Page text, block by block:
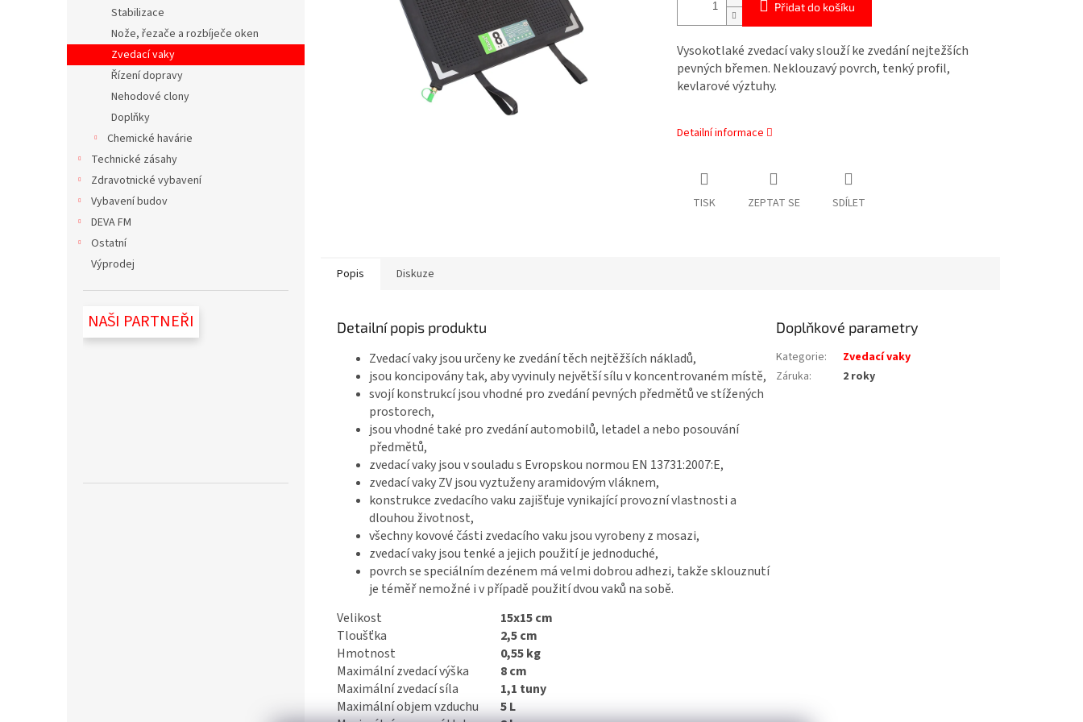
l
Stabilizace
Nože, řezače a rozbíječe oken
Zvedací vaky
Řízení dopravy
Nehodové clony
Doplňky
Chemické havárie
Technické zásahy
Zdravotnické vybavení
Vybavení budov
DEVA FM
Ostatní
Výprodej
NAŠI PARTNEŘI
Přidat do košíku
Vysokotlaké zvedací vaky slouží ke zvedání nejtežších
pevných břemen. Neklouzavý povrch, tenký profil,
kevlarové výztuhy.
Detailní informace
TISK ZEPTAT SE SDÍLET
Popis Diskuze
Detailní popis produktu
Zvedací vaky jsou určeny ke zvedání těch nejtěžších nákladů,
jsou koncipovány tak, aby vyvinuly největší sílu v koncentrovaném místě,
svojí konstrukcí jsou vhodné pro zvedání pevných předmětů ve stížených
prostorech,
jsou vhodné také pro zvedání automobilů, letadel a nebo posouvání
předmětů,
zvedací vaky jsou v souladu s Evropskou normou EN 13731:2007:E,
zvedací vaky ZV jsou vyztuženy aramidovým vláknem,
konstrukce zvedacího vaku zajišťuje vynikající provozní vlastnosti a
dlouhou životnost,
všechny kovové části zvedacího vaku jsou vyrobeny z mosazi,
zvedací vaky jsou tenké a jejich použití je jednoduché,
povrch se speciálním dezénem má velmi dobrou adhezi, takže sklouznutí
je téměř nemožné i v případě použití dvou vaků na sobě.
Velikost
15x15 cm
Tloušťka
2,5 cm
Hmotnost
0,55 kg
Maximální zvedací výška
8 cm
Maximální zvedací síla
1,1 tuny
Maximální objem vzduchu
5 L
Doplňkové parametry
Kategorie:
Zvedací vaky
Záruka: 2 roky